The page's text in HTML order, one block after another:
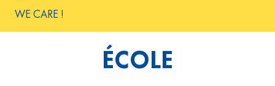
WE CARE !
ÉCOLE